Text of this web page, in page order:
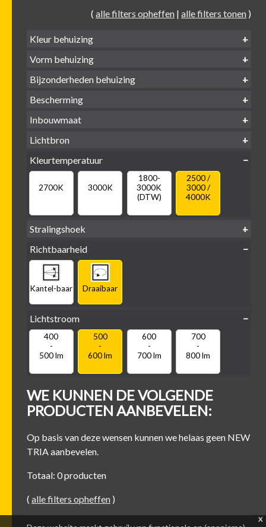
( alle filters opheffen | alle filters tonen )
Kleur behuizing
Zwart Wit
Vorm behuizing
Vierkant
Bijzonderheden behuizing
Bescherming
IP65 water-
Inbouwmaat
Ø
Lichtbron
GU10
Kleurtemperatuur
2700K 3000K
1800-
3000K
(DTW)
2500 /
3000 /
4000K
Stralingshoek
Richtbaarheid
Kantel-baar Draaibaar
Lichtstroom
400
-
500 lm
500
-
600 lm
600
-
700 lm
700
-
800 lm
WE KUNNEN DE VOLGENDE
PRODUCTEN AANBEVELEN:
Op basis van deze wensen kunnen we helaas geen NEW
TRIA aanbevelen.
Totaal: 0 producten
( alle filters opheffen )
x